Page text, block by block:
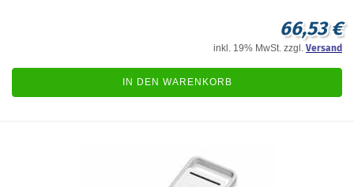
66,53 €
inkl. 19% MwSt. zzgl. Versand
IN DEN WARENKORB